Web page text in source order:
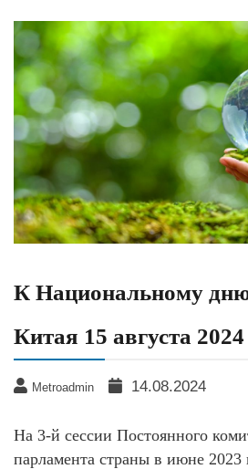
К Национальному
Китая 15 августа 2024
Metroadmin 14.08.2024
На 3-й сессии Постоянного
парламента страны в июне 2023